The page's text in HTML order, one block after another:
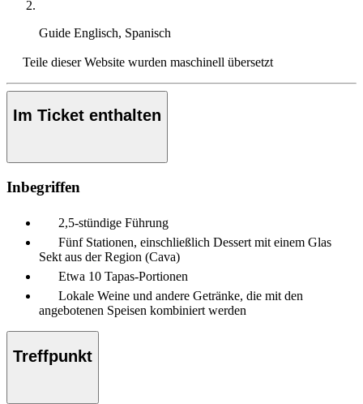
Guide Englisch, Spanisch
Teile dieser Website wurden maschinell übersetzt
Im Ticket enthalten
Inbegriffen
2,5-stündige Führung
Fünf Stationen, einschließlich Dessert mit einem Glas
Sekt aus der Region (Cava)
Etwa 10 Tapas-Portionen
Lokale Weine und andere Getränke, die mit den
angebotenen Speisen kombiniert werden
Treffpunkt